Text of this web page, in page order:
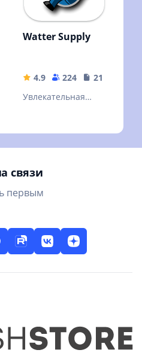
Watter Supply
4.9 224
21.8 MB
Увлекательная
связи
первым